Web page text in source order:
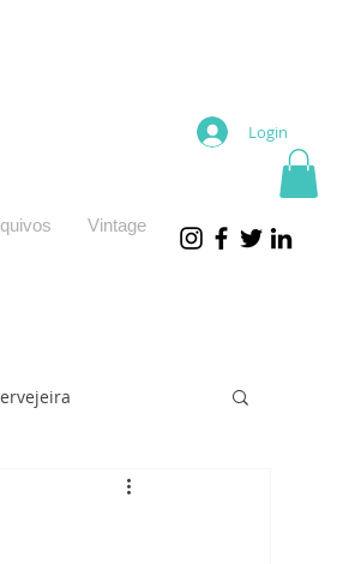
Login
Vintage